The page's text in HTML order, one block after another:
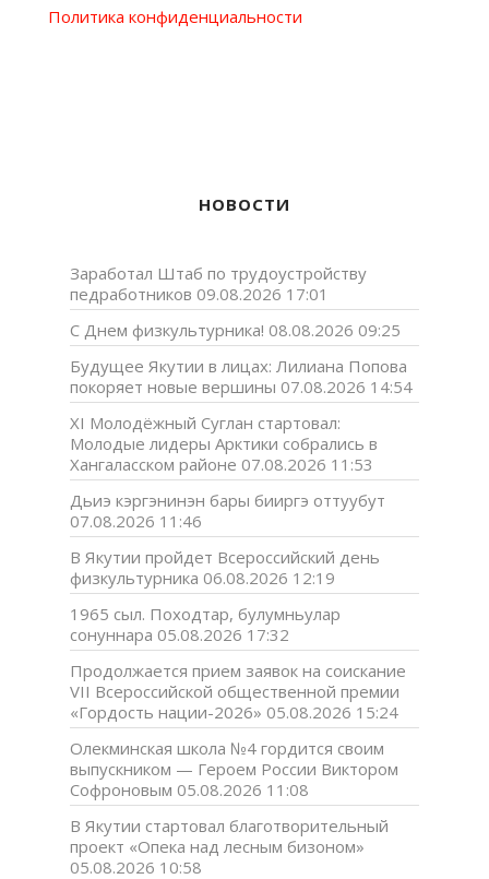
Политика конфиденциальности
НОВОСТИ
Заработал Штаб по трудоустройству
педработников 09.08.2026 17:01
С Днем физкультурника! 08.08.2026 09:25
Будущее Якутии в лицах: Лилиана Попова
покоряет новые вершины 07.08.2026 14:54
XI Молодёжный Суглан стартовал:
Молодые лидеры Арктики собрались в
Хангаласском районе 07.08.2026 11:53
Дьиэ кэргэнинэн бары бииргэ оттуубут
07.08.2026 11:46
В Якутии пройдет Всероссийский день
физкультурника 06.08.2026 12:19
1965 сыл. Походтар, булумньулар
сонуннара 05.08.2026 17:32
Продолжается прием заявок на соискание
VII Всероссийской общественной премии
«Гордость нации-2026» 05.08.2026 15:24
Олекминская школа №4 гордится своим
выпускником — Героем России Виктором
Софроновым 05.08.2026 11:08
В Якутии стартовал благотворительный
проект «Опека над лесным бизоном»
05.08.2026 10:58